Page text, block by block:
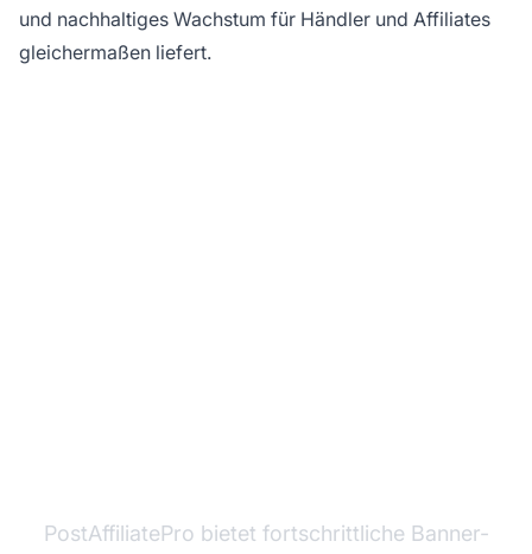
und nachhaltiges Wachstum für Händler und Affiliates
gleichermaßen liefert.
PostAffiliatePro bietet fortschrittliche Banner-